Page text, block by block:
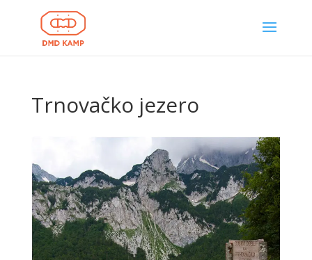
Trnovačko jezero